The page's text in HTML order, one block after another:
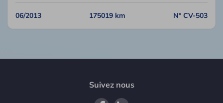
06/2013 175019 km N° CV-503
Suivez nous